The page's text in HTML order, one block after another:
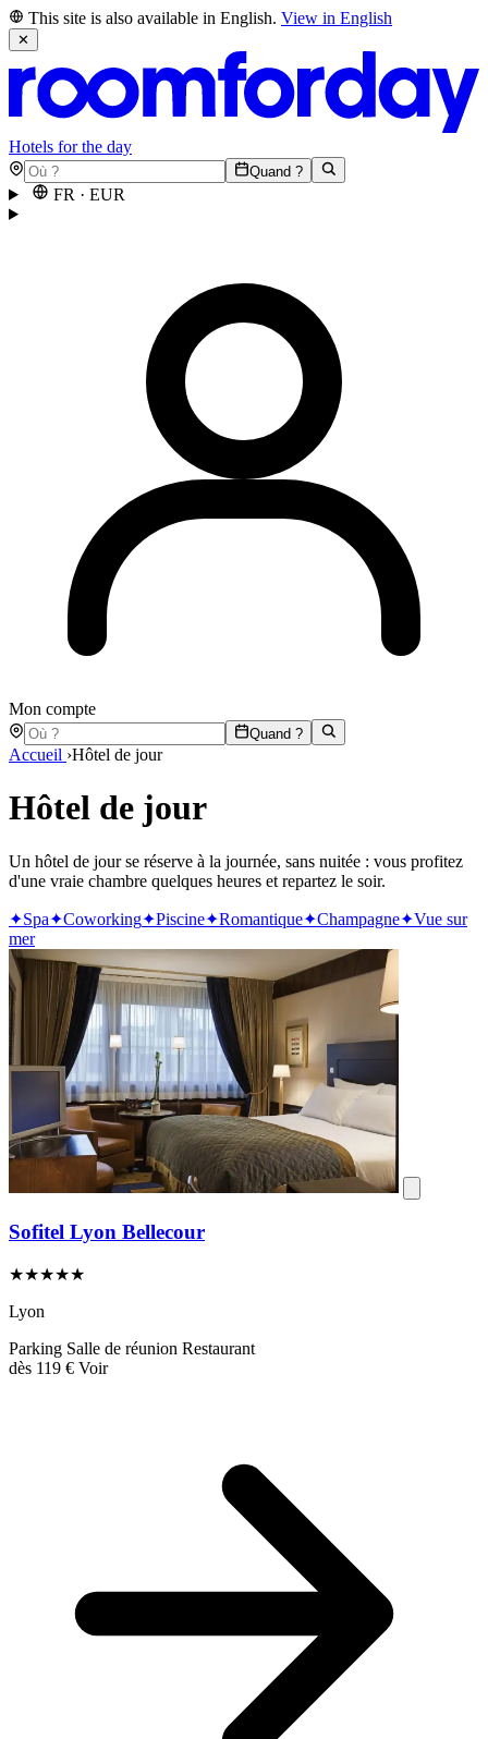
This site is also available in English. View in English
✕
Hotels for the day
Quand ?
FR · EUR
Mon compte
Quand ?
Accueil ›Hôtel de jour
Hôtel de jour
Un hôtel de jour se réserve à la journée, sans nuitée : vous profitez
d'une vraie chambre quelques heures et repartez le soir.
✦Spa✦Coworking✦Piscine✦Romantique✦Champagne✦Vue sur
mer
Sofitel Lyon Bellecour
★★★★★
Lyon
Parking Salle de réunion Restaurant
dès 119 € Voir